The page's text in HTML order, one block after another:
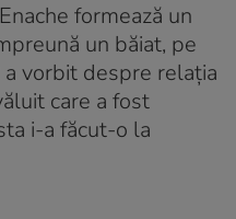
formează un
un băiat, pe
vorbit despre relația
care a fost
i-a făcut-o la